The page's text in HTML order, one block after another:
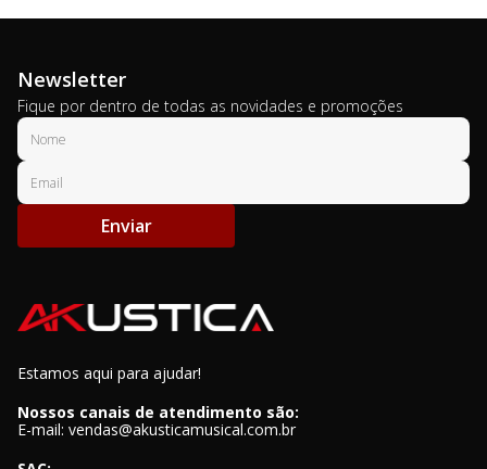
Newsletter
Fique por dentro de todas as novidades e promoções
Enviar
Estamos aqui para ajudar!
Nossos canais de atendimento são:
E-mail: vendas@akusticamusical.com.br